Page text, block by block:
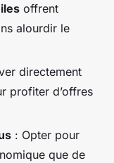
offrent
alourdir le
directement
profiter d’offres
: Opter pour
que de